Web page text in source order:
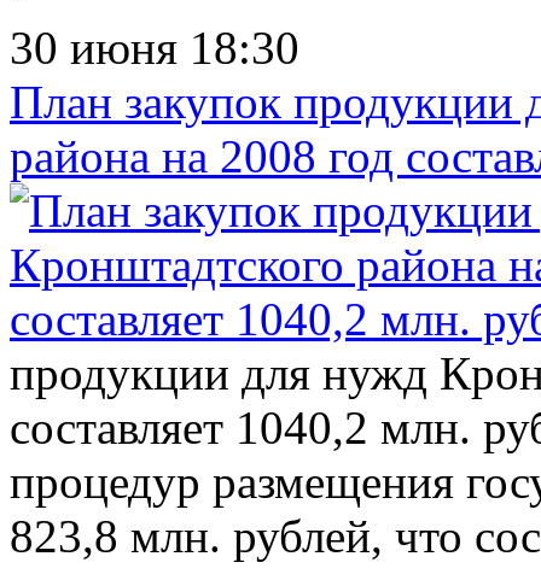
30 июня 18:30
План закупок продукции
района на 2008 год
продукции для нужд
составляет 1040,2 млн.
процедур размещения
823,8 млн. рублей, что